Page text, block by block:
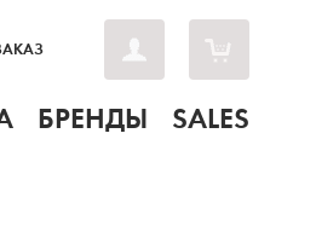
БРЕНДЫ SALES